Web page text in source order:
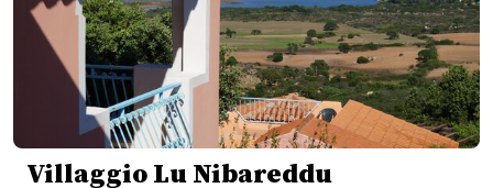
Villaggio Lu Nibareddu